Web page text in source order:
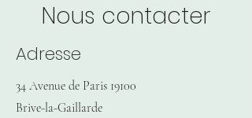
Nous contacter
Adresse
34 Avenue de Paris 19100
Brive-la-Gaillarde